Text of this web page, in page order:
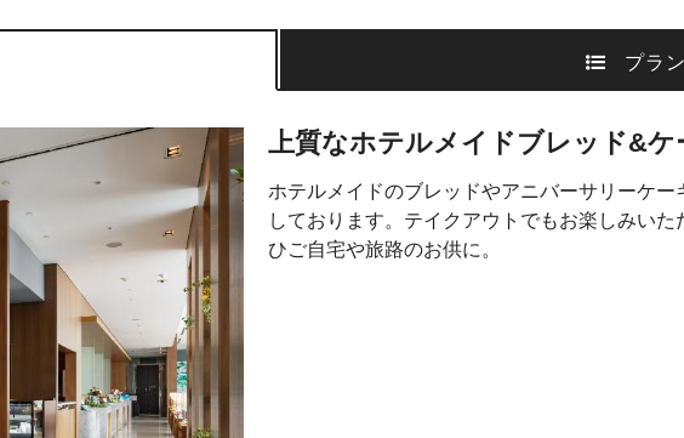
プラ
上質なホテルメイドブレッド&
ホテルメイドのブレッドやアニバーサリーケ
しております。テイクアウトでもお楽しみい
ひご自宅や旅路のお供に。